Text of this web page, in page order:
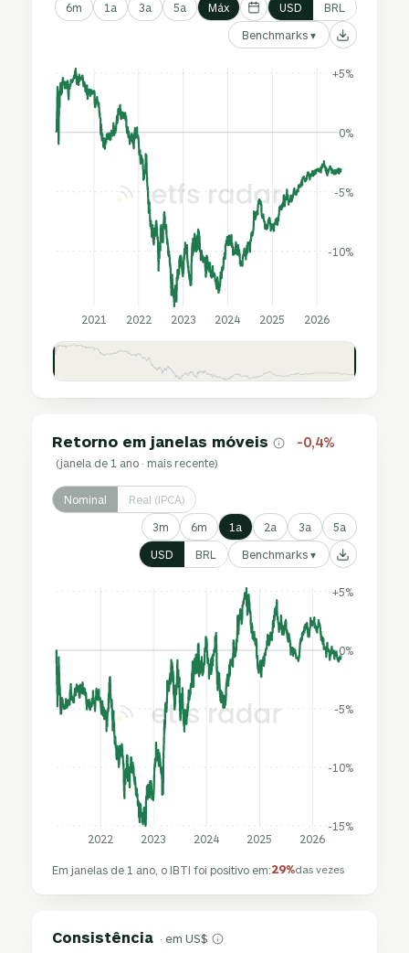
6m 1a 3a 5a Máx USD BRL
Benchmarks ▾
-10%
-5%
0%
+5%
2021 2022 2023 2024 2025 2026
Retorno em janelas móveis -0,4%
(janela de 1 ano · mais recente)
Nominal Real (IPCA)
3m 6m 1a 2a 3a 5a
USD BRL Benchmarks ▾
-15%
-10%
-5%
0%
+5%
2022 2023 2024 2025 2026
Em janelas de 1 ano, o IBTI foi positivo em:29%das vezes
Consistência · em US$